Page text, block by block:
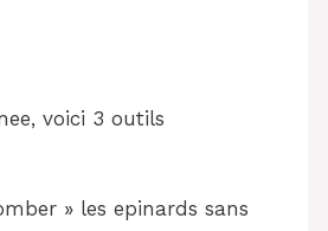
voici 3 outils
» les epinards sans